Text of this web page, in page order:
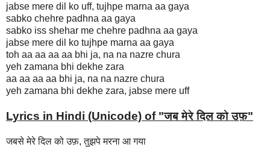
jabse mere dil ko uff, tujhpe marna aa gaya
sabko chehre padhna aa gaya
sabko iss shehar me chehre padhna aa gaya
jabse mere dil ko tujhpe marna aa gaya
toh aa aa aa aa bhi ja, na na nazre chura
yeh zamana bhi dekhe zara
aa aa aa aa bhi ja, na na nazre chura
yeh zamana bhi dekhe zara, jabse mere uff
Lyrics in Hindi (Unicode) of "जब मेरे दिल को उफ़"
जबसे मेरे दिल को उफ़, तुझपे मरना आ गया